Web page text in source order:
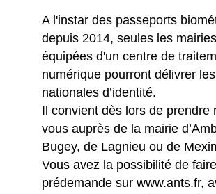
A l'instar des passeports
depuis 2014, seules les mairies
équipées d'un centre de
numérique pourront délivrer
nationales d’identité.
Il convient dès lors de prendre
vous auprès de la mairie
Bugey, de Lagnieu ou de
Vous avez la possibilité de
prédemande sur www.ants.fr,